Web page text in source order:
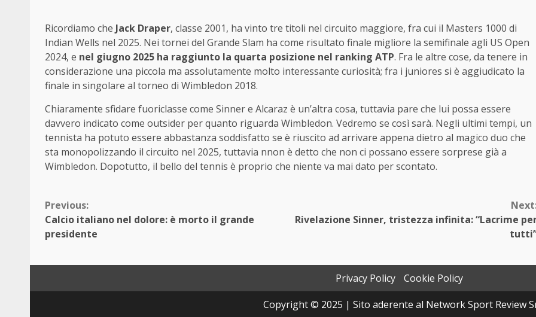
Ricordiamo che Jack Draper, classe 2001, ha vinto tre titoli nel circuito maggiore, fra cui il Masters 1000 di
Indian Wells nel 2025. Nei tornei del Grande Slam ha come risultato finale migliore la semifinale agli US Open
2024, e nel giugno 2025 ha raggiunto la quarta posizione nel ranking ATP. Fra le altre cose, da tenere in
considerazione una piccola ma assolutamente molto interessante curiosità; fra i juniores si è aggiudicato la
finale in singolare al torneo di Wimbledon 2018.
Chiaramente sfidare fuoriclasse come Sinner e Alcaraz è un’altra cosa, tuttavia pare che lui possa essere
davvero indicato come outsider per quanto riguarda Wimbledon. Vedremo se così sarà. Negli ultimi tempi, un
tennista ha potuto essere abbastanza soddisfatto se è riuscito ad arrivare appena dietro al magico duo che
sta monopolizzando il circuito nel 2025, tuttavia nnon è detto che non ci possano essere sorprese già a
Wimbledon. Dopotutto, il bello del tennis è proprio che niente va mai dato per scontato.
Continue
Reading
Previous:
Calcio italiano nel dolore: è morto il grande
presidente
Rivelazione Sinner, tristezza infinita: “Lacrime
Privacy Policy
Cookie Policy
Copyright © 2025 | Sito aderente al Network Sport Review